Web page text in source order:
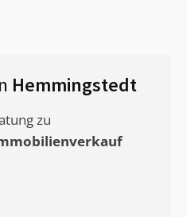
Hemmingstedt
zu